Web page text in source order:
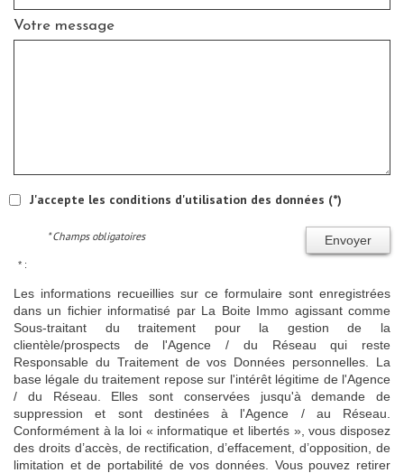
Votre message
J'accepte les conditions d'utilisation des données (*)
Envoyer
* Champs obligatoires
* :
Les informations recueillies sur ce formulaire sont enregistrées
dans un fichier informatisé par La Boite Immo agissant comme
Sous-traitant du traitement pour la gestion de la
clientèle/prospects de l'Agence / du Réseau qui reste
Responsable du Traitement de vos Données personnelles. La
base légale du traitement repose sur l'intérêt légitime de l'Agence
/ du Réseau. Elles sont conservées jusqu'à demande de
suppression et sont destinées à l'Agence / au Réseau.
Conformément à la loi « informatique et libertés », vous disposez
des droits d’accès, de rectification, d’effacement, d’opposition, de
limitation et de portabilité de vos données. Vous pouvez retirer